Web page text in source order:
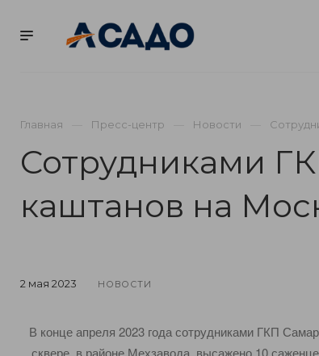
Главная Пресс-центр Новости
Сотрудниками
каштанов на
2 мая 2023 НОВОСТИ
В конце апреля 2023 года сотрудниками ГКП
сквере, в районе Мехзавода, высажено 10